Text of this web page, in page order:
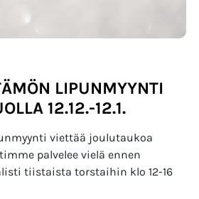
LIPUNMYYNTI
12.12.-12.1.
viettää joulutaukoa
palvelee vielä ennen
tiistaista torstaihin klo 12-16